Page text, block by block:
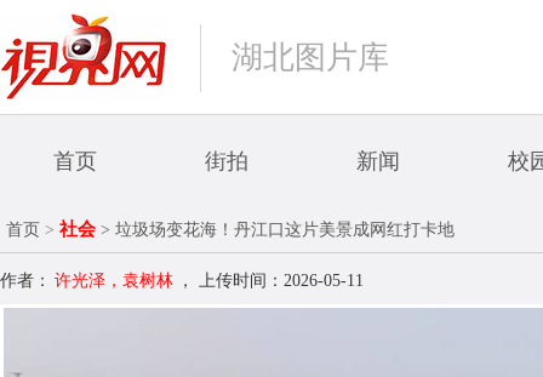
湖北图片库
首页 街拍 新闻 校
首页 > 社会 > 垃圾场变花海！丹江口这片美景成网红打卡地
作者： 许光泽，袁树林 ， 上传时间：2026-05-11